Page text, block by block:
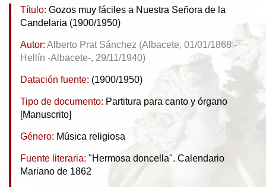
Título: Gozos muy fáciles a Nuestra Señora de la
Candelaria (1900/1950)
Autor: Alberto Prat Sánchez (Albacete, 01/01/1868 -
Hellín -Albacete-, 29/11/1940)
Datación fuente: (1900/1950)
Tipo de documento: Partitura para canto y órgano
[Manuscrito]
Género: Música religiosa
Fuente literaria: "Hermosa doncella". Calendario
Mariano de 1862